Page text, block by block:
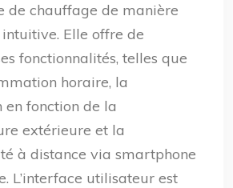
de chauffage de manière
Elle offre de
fonctionnalités, telles que
horaire, la
en fonction de la
extérieure et la
à distance via smartphone
L’interface utilisateur est